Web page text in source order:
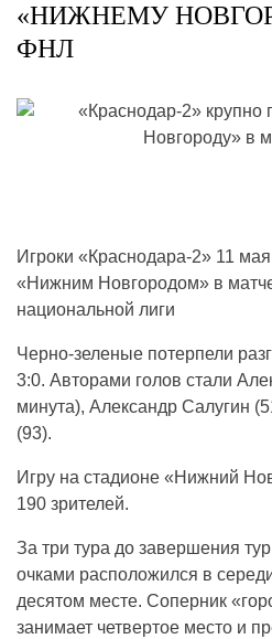
«НИЖНЕМУ
ФНЛ
Игроки «Краснодара-2» 11
«Нижним Новгородом» в
национальной лиги
Черно-зеленые потерпели
3:0. Авторами голов стали
минута), Александр Салугин
(93).
Игру на стадионе «Нижний
190 зрителей.
За три тура до завершения
очками расположился в
десятом месте. Соперник
занимает четвертое место и